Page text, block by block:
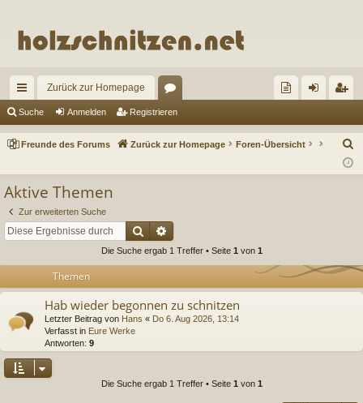
ch
ne
ug
riff
Zurück zur Homepage
or
en un m ist
rie
Suche Anmelden Registrieren
Freunde des Forums Zurück zur Homepage Foren-Übersicht
Aktive Themen
Zur erweiterten Suche
Suche
Die Suche ergab 1 Treffer • Seite 1 von 1
Themen
Hab wieder begonnen zu schnitzen
Letzter Beitrag von Hans « Do 6. Aug 2026, 13:14
Verfasst in Eure Werke
Antworten: 9
Die Suche ergab 1 Treffer • Seite 1 von 1